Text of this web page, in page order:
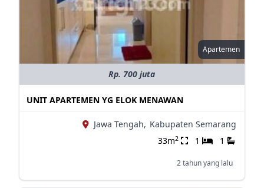
Apartemen
Rp. 700 juta
UNIT APARTEMEN YG ELOK MENAWAN
Jawa Tengah, Kabupaten Semarang
33m2 1 1
2 tahun yang lalu